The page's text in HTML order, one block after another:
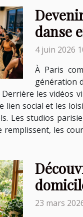
danse
4 juin 2026
À Paris
génération
les vidéos
lien social et les
Les studios
remplissent, les
23 mars